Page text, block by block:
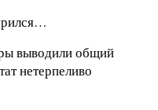
выводили общий
нетерпеливо